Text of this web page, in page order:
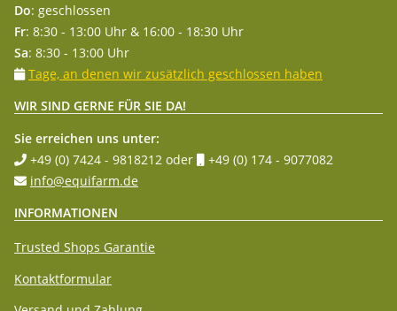
Do: geschlossen
Fr: 8:30 - 13:00 Uhr & 16:00 - 18:30 Uhr
Sa: 8:30 - 13:00 Uhr
Tage, an denen wir zusätzlich geschlossen haben
WIR SIND GERNE FÜR SIE DA!
Sie erreichen uns unter:
+49 (0) 7424 - 9818212 oder
+49 (0) 174 - 9077082
info@equifarm.de
INFORMATIONEN
Trusted Shops Garantie
Kontaktformular